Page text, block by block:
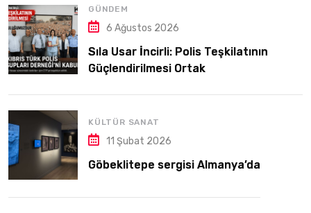
GÜNDEM
6 Ağustos 2026
Sıla Usar İncirli: Polis Teşkilatının
Güçlendirilmesi Ortak
KÜLTÜR SANAT
11 Şubat 2026
Göbeklitepe sergisi Almanya’da